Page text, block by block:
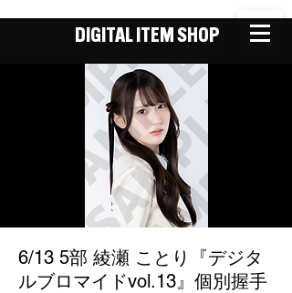
DIGITAL ITEM SHOP
6/13 5部 綾瀬 ことり『デジタ
ルブロマイドvol.13』個別握手